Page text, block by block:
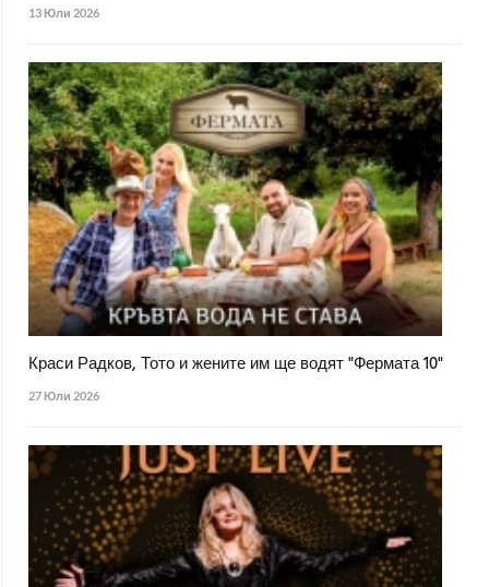
13 Юли 2026
Краси Радков, Тото и жените им ще водят "Фермата 10"
27 Юли 2026